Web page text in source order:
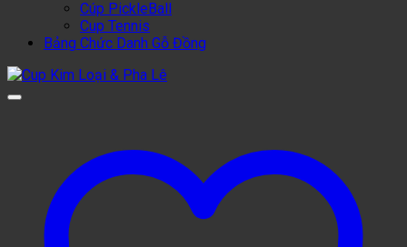
Cúp PickleBall
Cup Tennis
Bảng Chức Danh Gỗ Đồng